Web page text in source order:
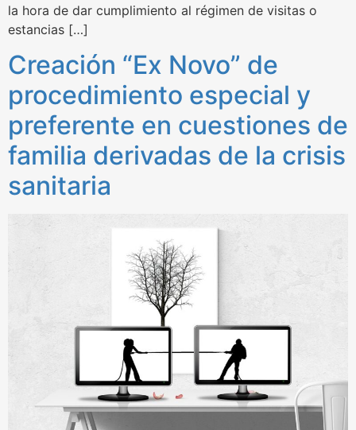
la hora de dar cumplimiento al régimen de visitas o
estancias […]
Creación “Ex Novo” de
procedimiento especial y
preferente en cuestiones de
familia derivadas de la crisis
sanitaria